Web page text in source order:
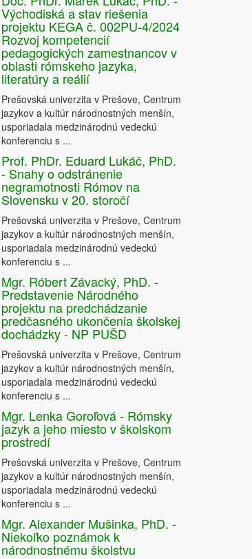
Východiská a stav riešenia
projektu KEGA č. 002PU-4/2024
Rozvoj kompetencií
pedagogických zamestnancov v
oblasti rómskeho jazyka,
literatúry a reálií
Prešovská univerzita v Prešove, Centrum
jazykov a kultúr národnostných menšín,
usporiadala medzinárodnú vedeckú
konferenciu s ...
Prof. PhDr. Eduard Lukáč, PhD.
- Snahy o odstránenie
negramotnosti Rómov na
Slovensku v 20. storočí
Prešovská univerzita v Prešove, Centrum
jazykov a kultúr národnostných menšín,
usporiadala medzinárodnú vedeckú
konferenciu s ...
Mgr. Róbert Závacký, PhD. -
Predstavenie Národného
projektu na predchádzanie
predčasného ukončenia školskej
dochádzky - NP PUŠD
Prešovská univerzita v Prešove, Centrum
jazykov a kultúr národnostných menšín,
usporiadala medzinárodnú vedeckú
konferenciu s ...
Mgr. Lenka Goroľová - Rómsky
jazyk a jeho miesto v školskom
prostredí
Prešovská univerzita v Prešove, Centrum
jazykov a kultúr národnostných menšín,
usporiadala medzinárodnú vedeckú
konferenciu s ...
Mgr. Alexander Mušinka, PhD. -
Niekoľko poznámok k
národnostnému školstvu